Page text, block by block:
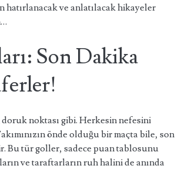
ve anlatılacak hikayeler
Son Dakika
noktası gibi. Herkesin nefesini
önde olduğu bir maçta bile, son
Bu tür goller, sadece puan tablosunu
ve taraftarların ruh halini de anında